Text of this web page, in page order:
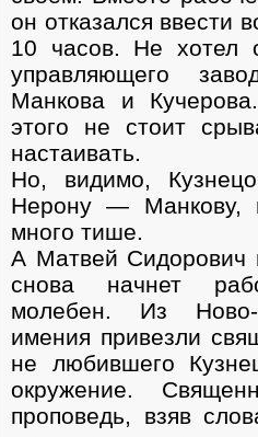
он отказался ввести
10 часов. Не хотел
управляющего
Манкова и
этого не стоит
настаивать.
Но, видимо,
Нерону — Манкову,
много тише.
А Матвей Сидорович
снова начнет
молебен. Из Ново-
имения привезли
не любившего
окружение.
проповедь, взяв